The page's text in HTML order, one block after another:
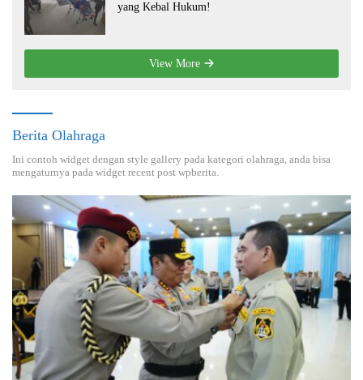
yang Kebal Hukum!
View More
Berita Olahraga
Ini contoh widget dengan style gallery pada kategori olahraga, anda bisa
mengaturnya pada widget recent post wpberita.